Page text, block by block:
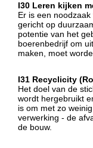
I30 Leren kijken
Er is een
gericht op
potentie van het
boerenbedrijf om
maken, moet
I31 Recyclicity
Het doel van de
wordt hergebruikt
is om met zo
verwerking - de
de bouw.